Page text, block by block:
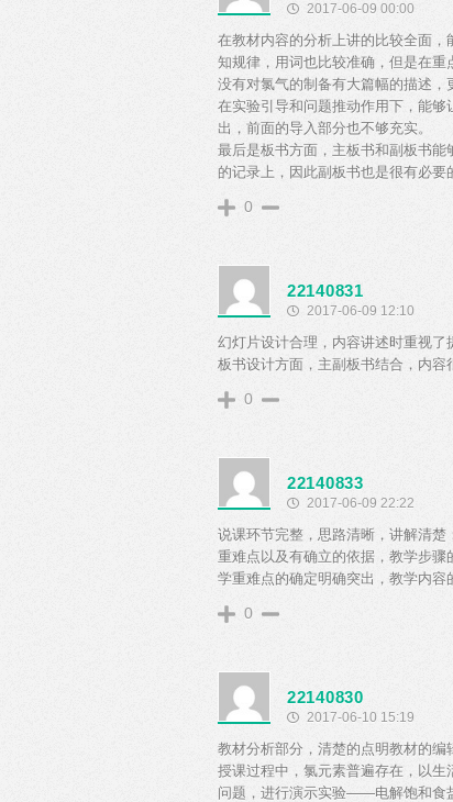
2017-06-09 00:00
在教材内容的分析上讲的比较全面
知规律，用词也比较准确，但是在
没有对氯气的制备有大篇幅的描述，
在实验引导和问题推动作用下，能
出，前面的导入部分也不够充实。
最后是板书方面，主板书和副板书
的记录上，因此副板书也是很有必要
0
22140831
2017-06-09 12:10
幻灯片设计合理，内容讲述时重视了
板书设计方面，主副板书结合，内容
0
22140833
2017-06-09 22:22
说课环节完整，思路清晰，讲解清
重难点以及有确立的依据，教学步
学重难点的确定明确突出，教学内容
0
22140830
2017-06-10 15:19
教材分析部分，清楚的点明教材的编
授课过程中，氯元素普遍存在，以
问题，进行演示实验——电解饱和食